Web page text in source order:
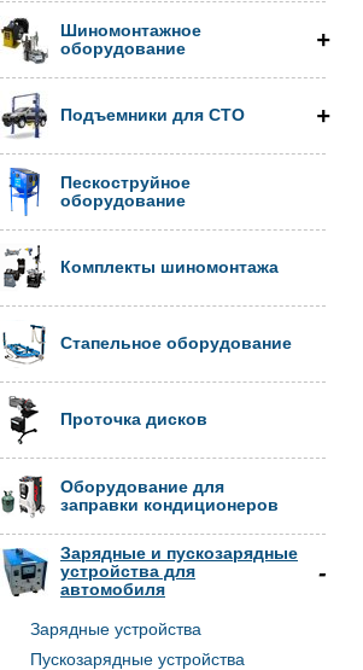
Шиномонтажное
оборудование
Подъемники для СТО
Пескоструйное
оборудование
Комплекты шиномонтажа
Стапельное оборудование
Проточка дисков
Оборудование для
заправки кондиционеров
Зарядные и пускозарядные
устройства для
автомобиля
Зарядные устройства
Пускозарядные устройства